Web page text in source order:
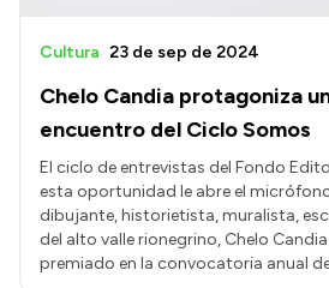
Chelo Candia protagoniza
encuentro del Ciclo Somos
Cultura 23 de sep de 2024
El ciclo de entrevistas del Fondo
esta oportunidad le abre el
dibujante, historietista, muralista,
del alto valle rionegrino, Chelo
premiado en la convocatoria anual